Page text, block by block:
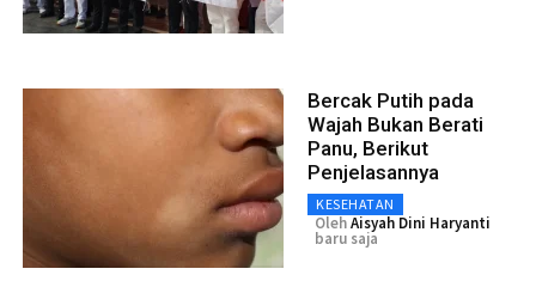
Bercak Putih pada
Wajah Bukan Berati
Panu, Berikut
Penjelasannya
KESEHATAN
OlehAisyah Dini Haryanti
baru saja